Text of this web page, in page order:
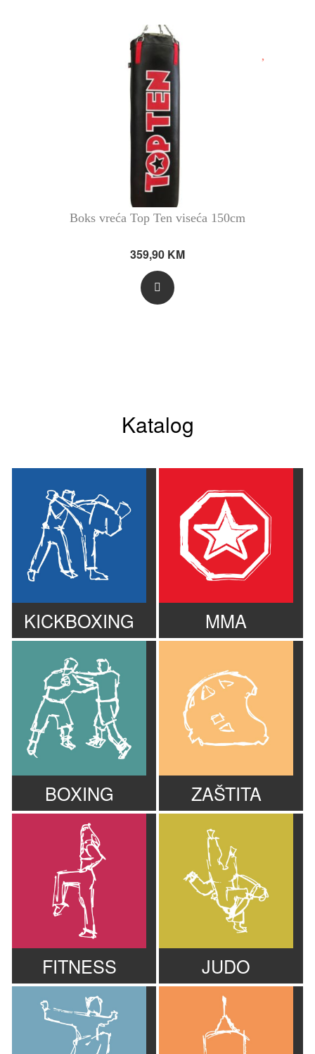
Boks vreća Top Ten viseća 150cm
359,90 KM
Katalog
KICKBOXING MMA
BOXING ZAŠTITA
FITNESS JUDO